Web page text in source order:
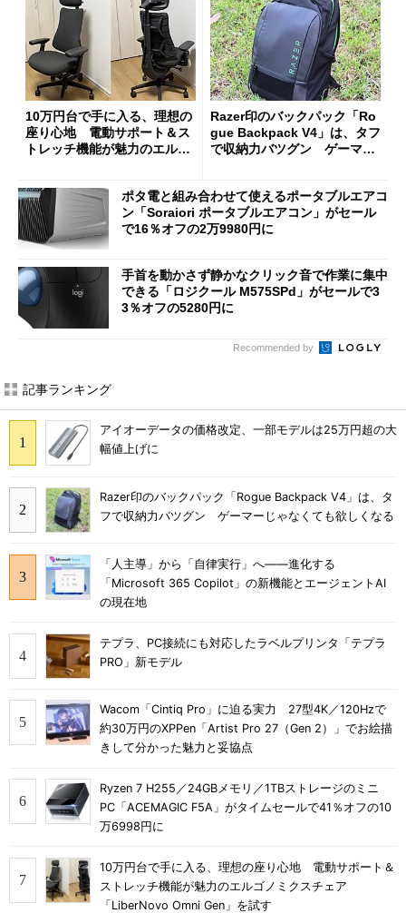
10万円台で手に入る、理想の
座り心地 電動サポート＆ス
トレッチ機能が魅力のエルゴ
Razer印のバックパック「Ro
gue Backpack V4」は、タフ
で収納力バツグン ゲーマー
ポタ電と組み合わせて使えるポータブルエアコ
ン「Soraiori ポータブルエアコン」がセール
で16％オフの2万9980円に
手首を動かさず静かなクリック音で作業に集中
できる「ロジクール M575SPd」がセールで3
3％オフの5280円に
Recommended by
記事ランキング
アイオーデータの価格改定、一部モデルは25万円超の大
幅値上げに
Razer印のバックパック「Rogue Backpack V4」は、タ
フで収納力バツグン ゲーマーじゃなくても欲しくなる
「人主導」から「自律実行」へ――進化する
「Microsoft 365 Copilot」の新機能とエージェントAI
の現在地
テプラ、PC接続にも対応したラベルプリンタ「テプラ
PRO」新モデル
Wacom「Cintiq Pro」に迫る実力 27型4K／120Hzで
約30万円のXPPen「Artist Pro 27（Gen 2）」でお絵描
きして分かった魅力と妥協点
Ryzen 7 H255／24GBメモリ／1TBストレージのミニ
PC「ACEMAGIC F5A」がタイムセールで41％オフの10
万6998円に
10万円台で手に入る、理想の座り心地 電動サポート＆
ストレッチ機能が魅力のエルゴノミクスチェア
「LiberNovo Omni Gen」を試す